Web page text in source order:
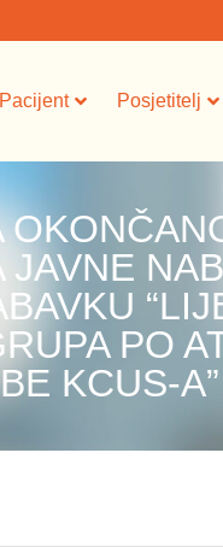
Pacijent Posjetitelj
PO
KCUS-A”